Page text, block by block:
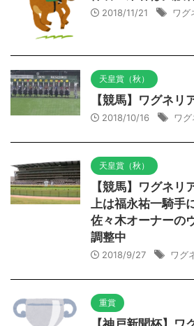
2018/11/21 ワグ
天皇賞（秋）
【競馬】ワグネリ
2018/10/16 ワ
天皇賞（秋）
【競馬】ワグネ
上は福永祐一騎手
佐々木オーナーの
調整中
2018/9/27 ワグ
重賞